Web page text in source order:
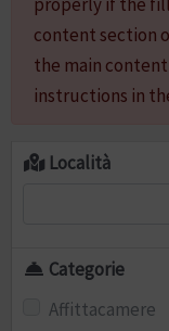
content section
the main
instructions in
Località
Categorie
Affittacamere